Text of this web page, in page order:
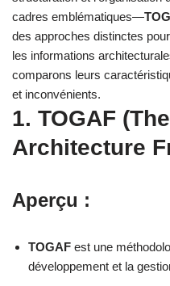
cadres emblématiques—
des approches distinctes
les informations
comparons leurs
et inconvénients.
1. TOGAF
Architecture
Aperçu :
TOGAF est une
développement et la